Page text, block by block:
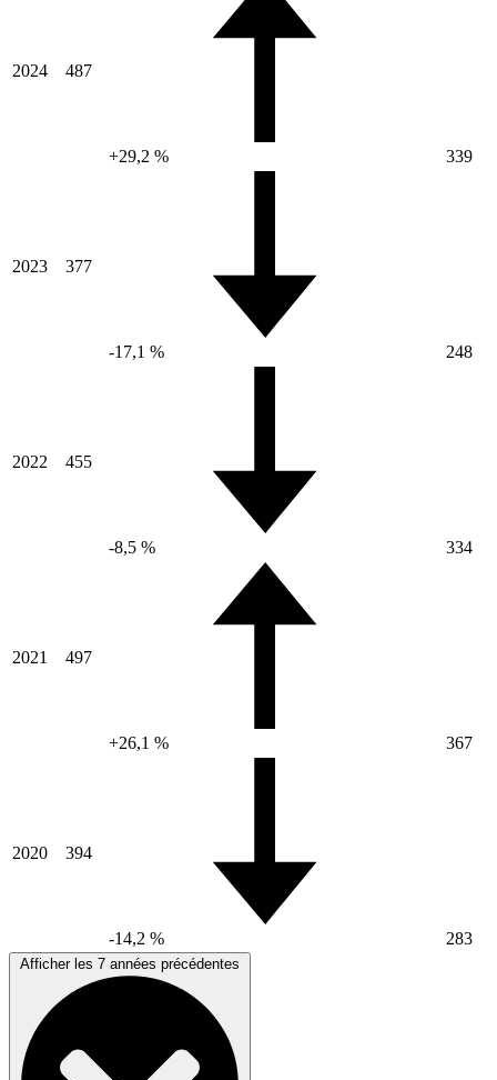
2024 487
+29,2 % 339
2023 377
-17,1 % 248
2022 455
-8,5 % 334
2021 497
+26,1 % 367
2020 394
-14,2 % 283
Afficher les 7 années précédentes